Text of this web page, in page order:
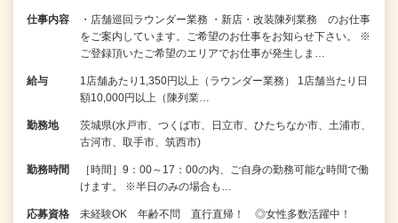
仕事内容
・店舗巡回ラウンダー業務 ・新店・改装陳列業務 のお仕事
をご案内しています。ご希望のお仕事をお知らせ下さい。 ※
ご登録頂いたご希望のエリアでお仕事が発生しま…
給与
1店舗あたり1,350円以上（ラウンダー業務） 1店舗当たり日
額10,000円以上（陳列業…
勤務地
茨城県(水戸市、つくば市、日立市、ひたちなか市、土浦市、
古河市、取手市、筑西市)
勤務時間
［時間］9：00～17：00の内、ご自身の勤務可能な時間で働
けます。 ※半日のみの場合も…
応募資格
未経験OK 年齢不問 直行直帰！ ◎女性多数活躍中！